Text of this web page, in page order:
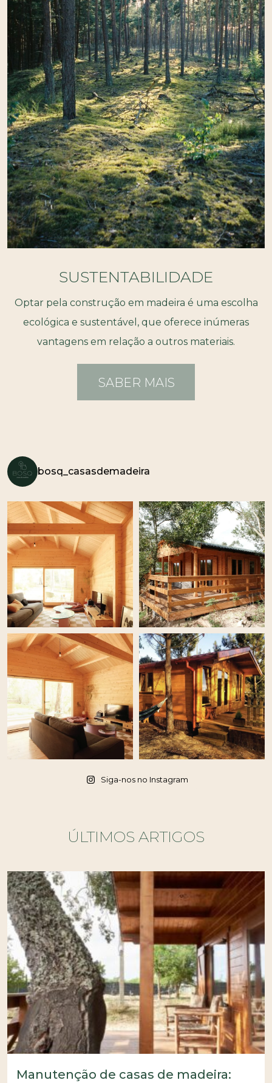
SUSTENTABILIDADE
Optar pela construção em madeira é uma escolha
ecológica e sustentável, que oferece inúmeras
vantagens em relação a outros materiais.
SABER MAIS
bosq_casasdemadeira
Siga-nos no Instagram
ÚLTIMOS ARTIGOS
Manutenção de casas de madeira: